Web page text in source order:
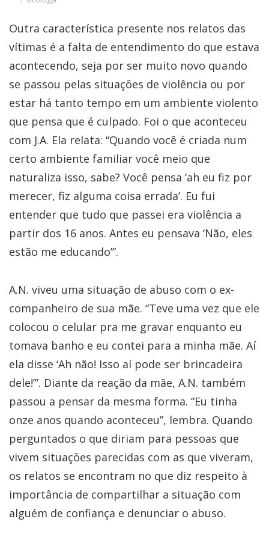
Outra característica presente nos relatos das
vítimas é a falta de entendimento do que estava
acontecendo, seja por ser muito novo quando
se passou pelas situações de violência ou por
estar há tanto tempo em um ambiente violento
que pensa que é culpado. Foi o que aconteceu
com J.A. Ela relata: “Quando você é criada num
certo ambiente familiar você meio que
naturaliza isso, sabe? Você pensa ‘ah eu fiz por
merecer, fiz alguma coisa errada’. Eu fui
entender que tudo que passei era violência a
partir dos 16 anos. Antes eu pensava ‘Não, eles
estão me educando’”.
A.N. viveu uma situação de abuso com o ex-
companheiro de sua mãe. “Teve uma vez que ele
colocou o celular pra me gravar enquanto eu
tomava banho e eu contei para a minha mãe. Aí
ela disse ‘Ah não! Isso aí pode ser brincadeira
dele!’”. Diante da reação da mãe, A.N. também
passou a pensar da mesma forma. “Eu tinha
onze anos quando aconteceu”, lembra. Quando
perguntados o que diriam para pessoas que
vivem situações parecidas com as que viveram,
os relatos se encontram no que diz respeito à
importância de compartilhar a situação com
alguém de confiança e denunciar o abuso.